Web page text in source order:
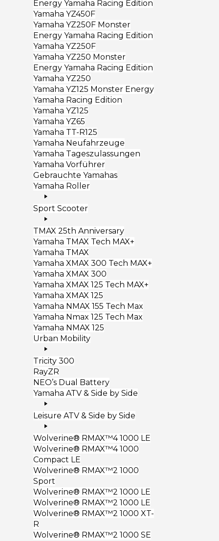
Energy Yamaha Racing Edition
Yamaha YZ450F
Yamaha YZ250F Monster
Energy Yamaha Racing Edition
Yamaha YZ250F
Yamaha YZ250 Monster
Energy Yamaha Racing Edition
Yamaha YZ250
Yamaha YZ125 Monster Energy
Yamaha Racing Edition
Yamaha YZ125
Yamaha YZ65
Yamaha TT-R125
Yamaha Neufahrzeuge
Yamaha Tageszulassungen
Yamaha Vorführer
Gebrauchte Yamahas
Yamaha Roller
Sport Scooter
TMAX 25th Anniversary
Yamaha TMAX Tech MAX+
Yamaha TMAX
Yamaha XMAX 300 Tech MAX+
Yamaha XMAX 300
Yamaha XMAX 125 Tech MAX+
Yamaha XMAX 125
Yamaha NMAX 155 Tech Max
Yamaha Nmax 125 Tech Max
Yamaha NMAX 125
Urban Mobility
Tricity 300
RayZR
NEO’s Dual Battery
Yamaha ATV & Side by Side
Leisure ATV & Side by Side
Wolverine® RMAX™4 1000 LE
Wolverine® RMAX™4 1000
Compact LE
Wolverine® RMAX™2 1000
Sport
Wolverine® RMAX™2 1000 LE
Wolverine® RMAX™2 1000 LE
Wolverine® RMAX™2 1000 XT-
R
Wolverine® RMAX™2 1000 SE